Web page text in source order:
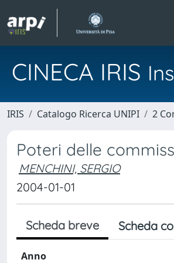
CINECA IRIS
IRIS Catalogo Ricerca UNIPI 2
Poteri delle
MENCHINI, SERGIO
2004-01-01
Scheda breve Scheda
Anno